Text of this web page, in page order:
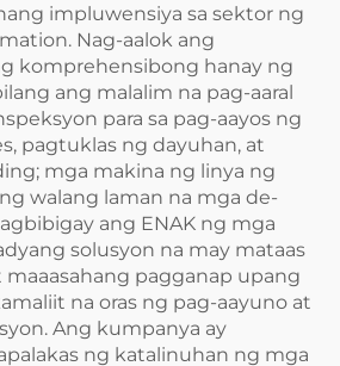
impluwensiya sa sektor ng
Nag-aalok ang
komprehensibong hanay ng
ang malalim na pag-aaral
para sa pag-aayos ng
pagtuklas ng dayuhan, at
mga makina ng linya ng
walang laman na mga de-
ang ENAK ng mga
solusyon na may mataas
maaasahang pagganap upang
na oras ng pag-aayuno at
Ang kumpanya ay
ng katalinuhan ng mga